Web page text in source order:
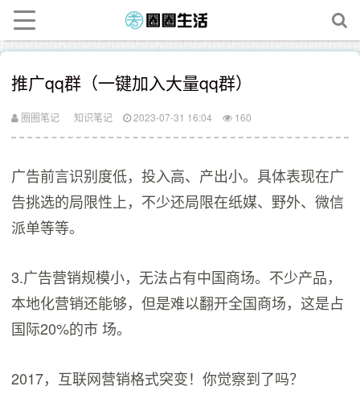
推广qq群（一键加入大量qq群）
圈圈笔记 知识笔记 2023-07-31 16:04 160
广告前言识别度低，投入高、产出小。具体表现在广
告挑选的局限性上，不少还局限在纸媒、野外、微信
派单等等。
3.广告营销规模小，无法占有中国商场。不少产品，
本地化营销还能够，但是难以翻开全国商场，这是占
国际20%的市 场。
2017，互联网营销格式突变！你觉察到了吗？